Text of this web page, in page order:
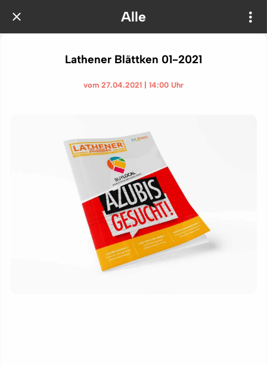
Alle
Lathener Blättken 01-2021
vom 27.04.2021 | 14:00 Uhr